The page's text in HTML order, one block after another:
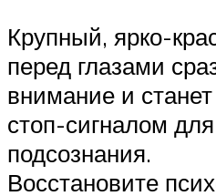
Крупный, ярко-
перед глазами
внимание и
стоп-сигналом
подсознания.
Восстановите